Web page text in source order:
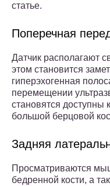
статье.
Поперечная
Датчик располагают
этом становится
гиперэхогенная
перемещении
становятся
большой берцовой
Задняя
Просматриваются
бедренной кости, а